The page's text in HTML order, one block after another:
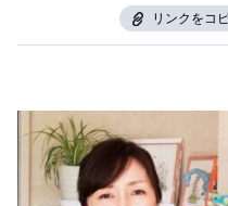
リンクをコ